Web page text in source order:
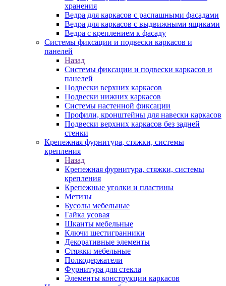
хранения
Ведра для каркасов с распашными фасадами
Ведра для каркасов с выдвижными ящиками
Ведра с креплением к фасаду
Системы фиксации и подвески каркасов и
панелей
Назад
Системы фиксации и подвески каркасов и
панелей
Подвески верхних каркасов
Подвески нижних каркасов
Системы настенной фиксации
Профили, кронштейны для навески каркасов
Подвески верхних каркасов без задней
стенки
Крепежная фурнитура, стяжки, системы
крепления
Назад
Крепежная фурнитура, стяжки, системы
крепления
Крепежные уголки и пластины
Метизы
Бусолы мебельные
Гайка усовая
Шканты мебельные
Ключи шестигранники
Декоративные элементы
Стяжки мебельные
Полкодержатели
Фурнитура для стекла
Элементы конструкции каркасов